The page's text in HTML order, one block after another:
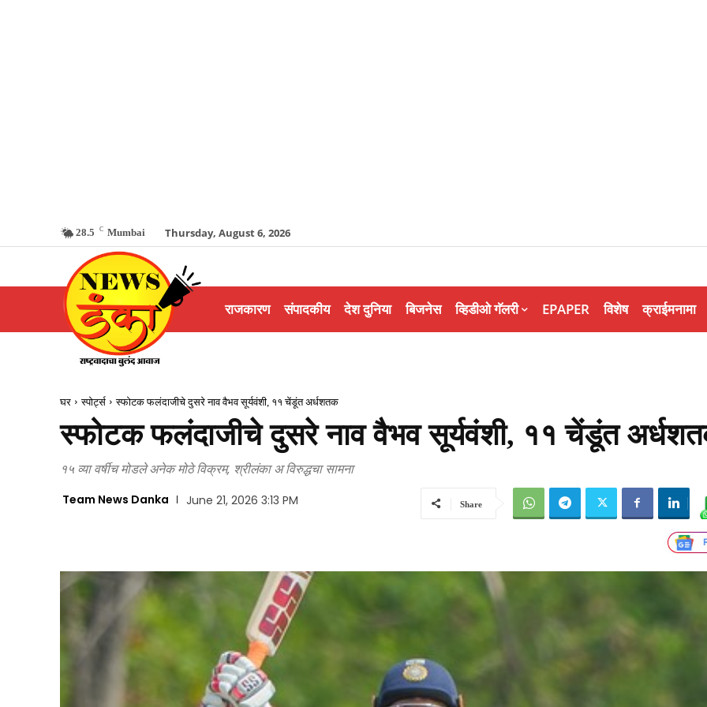
28.5 C Mumbai Thursday, August 6, 2026
राजकारण संपादकीय देश दुनिया बिजनेस व्हिडीओ गॅलरी EPAPER विशेष क्राईमनामा
घर स्पोर्ट्स स्फोटक फलंदाजीचे दुसरे नाव वैभव सूर्यवंशी, ११ चेंडूंत अर्धशतक
स्फोटक फलंदाजीचे दुसरे नाव वैभव सूर्यवंशी, ११ चेंडूंत
१५ व्या वर्षीच मोडले अनेक मोठे विक्रम, श्रीलंका अ विरुद्धचा सामना
Team News Danka June 21, 2026 3:13 PM Share